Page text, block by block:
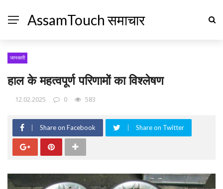
AssamTouch समाचार
जानकारी
हाल के महत्वपूर्ण परिणामों का विश्लेषण
12.02.2025 0 583
Share on Facebook Share on Twitter